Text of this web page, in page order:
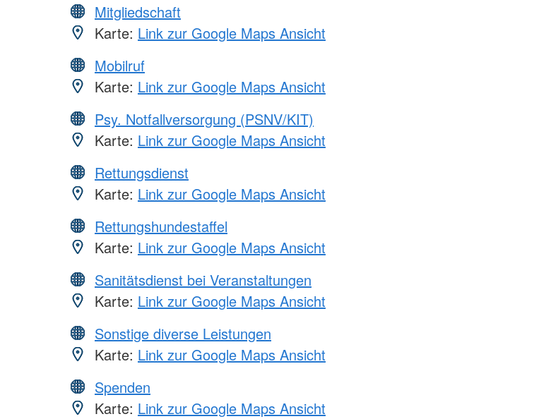
Mitgliedschaft
Karte: Link zur Google Maps Ansicht
Mobilruf
Karte: Link zur Google Maps Ansicht
Psy. Notfallversorgung (PSNV/KIT)
Karte: Link zur Google Maps Ansicht
Rettungsdienst
Karte: Link zur Google Maps Ansicht
Rettungshundestaffel
Karte: Link zur Google Maps Ansicht
Sanitätsdienst bei Veranstaltungen
Karte: Link zur Google Maps Ansicht
Sonstige diverse Leistungen
Karte: Link zur Google Maps Ansicht
Spenden
Karte: Link zur Google Maps Ansicht